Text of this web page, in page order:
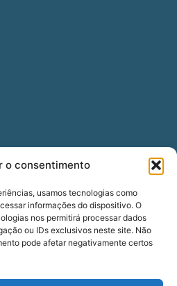
o consentimento
usamos tecnologias como
informações do dispositivo. O
nos permitirá processar dados
ou IDs exclusivos neste site. Não
pode afetar negativamente certos
0391 (Whatsapp)
Crysthyan Carlos
- Anadia - AL - CEP: